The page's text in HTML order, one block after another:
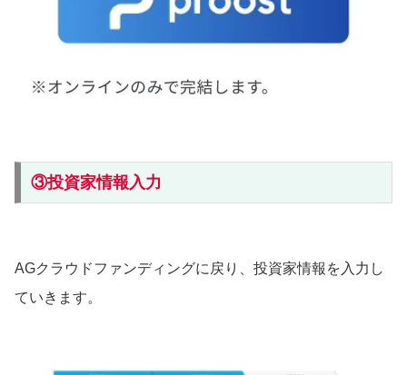
③投資家情報入力
AGクラウドファンディングに戻り、投資家情報を入力し
ていきます。